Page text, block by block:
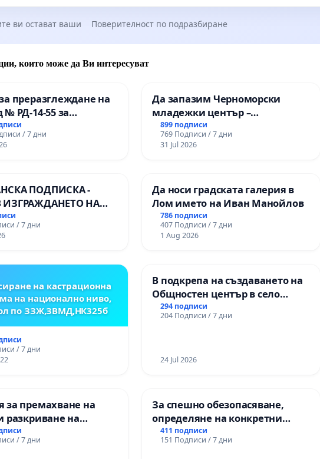
ви остават ваши Поверителност по подразбиране
които може да Ви интересуват
преразглеждане на
№ РД-14-55 за
на
гимназия по
технологии в
/ 7 дни
Да запазим Черноморски
младежки център –
пространство за младите на
Варна
899 подписи
769 Подписи / 7 дни
31 Jul 2026
ПОДПИСКА -
ИЗГРАЖДАНЕТО НА
ЛИНИЯ (ЛИФТ) НА
НА ПРИРОДНА
„ХЪЛМ НА
/ 7 дни
Да носи градската галерия в
Лом името на Иван Манойлов
786 подписи
407 Подписи / 7 дни
1 Aug 2026
на кастрационна
на национално ниво,
по ЗЗЖ,ЗВМД,НК325б
/ 7 дни
В подкрепа на създаването на
Общностен център в село
Църква
294 подписи
204 Подписи / 7 дни
24 Jul 2026
за премахване на
разкриване на
сърце на
могила във
/ 7 дни
За спешно обезопасяване,
определяне на конкретни
срокове и извършване на
цялостна рехабилитация на
411 подписи
151 Подписи / 7 дни